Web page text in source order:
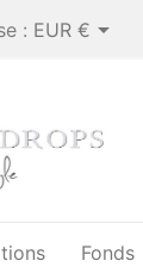
: EUR € 
Fonds